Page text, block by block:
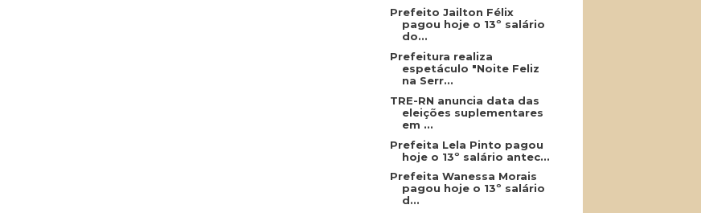
Prefeito Jailton Félix
pagou hoje o 13º salário
do...
Prefeitura realiza
espetáculo "Noite Feliz
na Serr...
TRE-RN anuncia data das
eleições suplementares
em ...
Prefeita Lela Pinto pagou
hoje o 13º salário antec...
Prefeita Wanessa Morais
pagou hoje o 13º salário
d...